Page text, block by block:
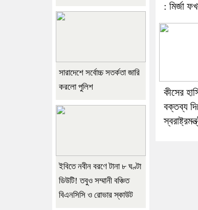
: মির্জা
কীসের
বক্তব্য
সারাদেশে সর্বোচ্চ সতর্কতা জারি
করলো পুলিশ
ইবিতে নবীন বরণে টানা ৮ ঘণ্টা
ডিউটি! তবুও সম্মানী বঞ্চিত
বিএনসিসি ও রোভার স্কাউট